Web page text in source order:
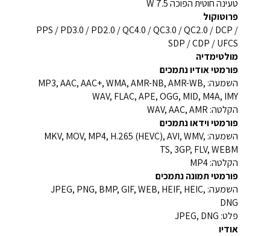
טעינה חוטית הפוכה 7.5 W
פרוטוקול
PPS / PD3.0 / PD2.0 / QC4.0 / QC3.0 / QC2.0 / DCP /
SDP / CDP / UFCS
מולטימדיה
פורמטי אודיו נתמכים
השמעה: MP3, AAC, AAC+, WMA, AMR-NB, AMR-WB,
WAV, FLAC, APE, OGG, MID, M4A, IMY
הקלטה: WAV, AAC, AMR
פורמטי וידאו נתמכים
השמעה: MKV, MOV, MP4, H.265 (HEVC), AVI, WMV,
TS, 3GP, FLV, WEBM
הקלטה: MP4
פורמטי תמונה נתמכים
השמעה: JPEG, PNG, BMP, GIF, WEB, HEIF, HEIC,
DNG
פלט: JPEG, DNG
אודיו